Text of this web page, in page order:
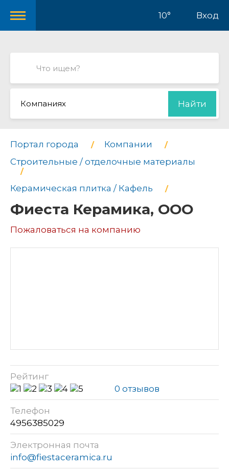
10° Вход
Компаниях Найти
Портал города
Компании
Строительные / отделочные материалы
Керамическая плитка / Кафель
Фиеста Керамика, ООО
Пожаловаться на компанию
Рейтинг
0 отзывов
Телефон
4956385029
Электронная почта
info@fiestaceramica.ru